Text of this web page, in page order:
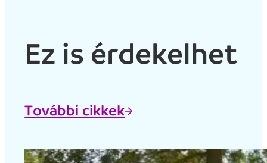
Ez is érdekelhet
További cikkek